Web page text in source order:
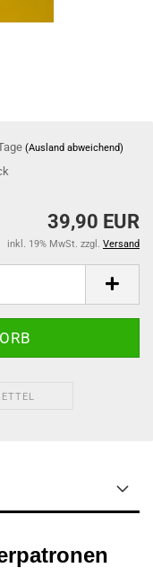
(Ausland abweichend)
39,90 EUR
inkl. 19% MwSt. zzgl. Versand